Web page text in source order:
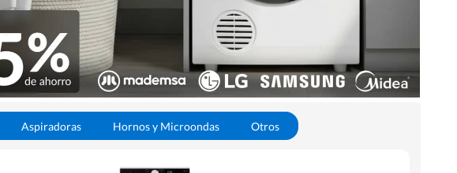
Aspiradoras Hornos y Microondas Otros